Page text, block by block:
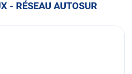
- RÉSEAU AUTOSUR